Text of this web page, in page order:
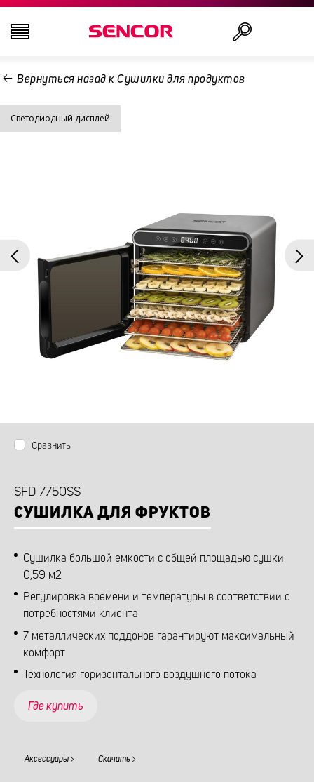
ТЕЛЕВИЗОРЫ
АУДИО-ВИДЕО
ТОВАРЫ ДЛЯ ЗДОРОВЬЯ И КРАСОТЫ
ОФИС И КАБЕЛИ
Вернуться назад к Сушилки для продуктов
Светодиодный дисплей
Сравнить
SFD 7750SS
СУШИЛКА ДЛЯ ФРУКТОВ
Сушилка большой емкости с общей площадью сушки
0,59 м2
Регулировка времени и температуры в соответствии с
потребностями клиента
7 металлических поддонов гарантируют максимальный
комфорт
Технология горизонтального воздушного потока
Где купить
Аксессуары Скачать